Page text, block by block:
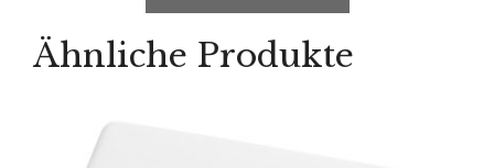
Ähnliche Produkte